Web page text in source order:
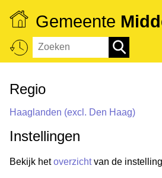
Gemeente
Regio
Haaglanden (excl. Den Haag)
Instellingen
Bekijk hetoverzichtvan de